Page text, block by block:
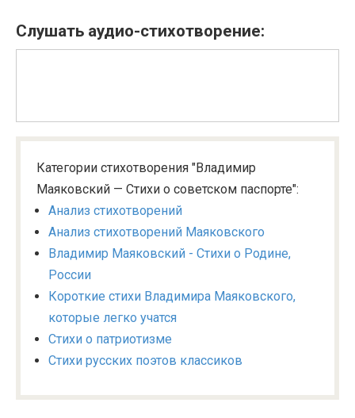
Слушать аудио-стихотворение:
Категории стихотворения "Владимир
Маяковский — Стихи о советском паспорте":
Анализ стихотворений
Анализ стихотворений Маяковского
Владимир Маяковский - Стихи о Родине,
России
Короткие стихи Владимира Маяковского,
которые легко учатся
Стихи о патриотизме
Стихи русских поэтов классиков